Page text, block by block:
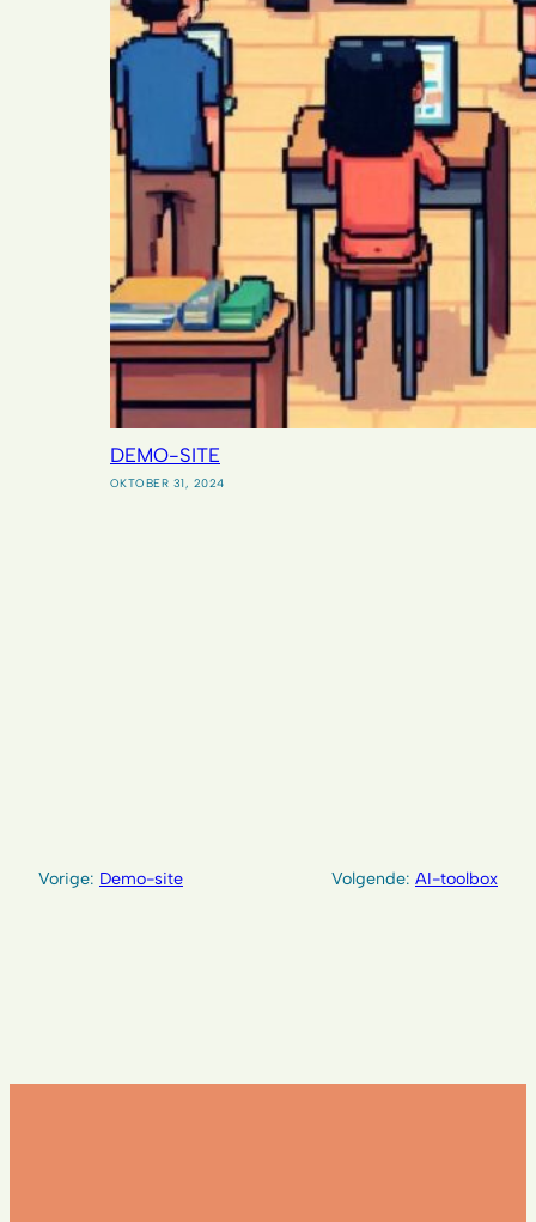
DEMO-SITE
OKTOBER 31, 2024
Vorige: Demo-site Volgende: AI-toolbox